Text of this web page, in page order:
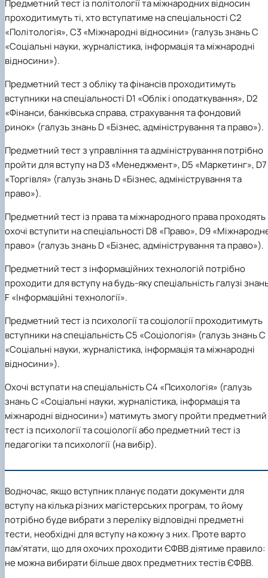
Предметний тест із політології та міжнародних відносин
проходитимуть ті, хто вступатиме на спеціальності С2
«Політологія», С3 «Міжнародні відносини» (галузь знань C
«Соціальні науки, журналістика, інформація та міжнародні
відносини»).
Предметний тест з обліку та фінансівпроходитимуть
вступники на спеціальності D1 «Облік і оподаткування», D2
«Фінанси, банківська справа, страхування та фондовий
ринок» (галузь знань D «Бізнес, адміністрування та право»).
Предметний тест з управління та адмініструванняпотрібно
пройти для вступу на D3 «Менеджмент», D5 «Маркетинг», D7
«Торгівля» (галузь знань D «Бізнес, адміністрування та
право»).
Предметний тест із права та міжнародного права проходять
охочі вступити на спеціальності D8 «Право», D9«
право» (галузь знань D «Бізнес, адміністрування та право»).
Предметний тест з інформаційних технологій потрібно
проходити для вступу на будь-яку спеціальність галузі
F «Інформаційні технології».
Предметний тест із психології та соціологіїпроходитимуть
вступники на спеціальність С5 «Соціологія» (галузь знань C
«Соціальні науки, журналістика, інформація та міжнародні
відносини»).
Охочі вступати на спеціальність С4 «Психологія» (галузь
знань C «Соціальні науки, журналістика, інформація та
міжнародні відносини») матимуть змогу пройти предметний
тест із психології та соціології або предметний тест із
педагогіки та психології (на вибір).
Водночас, якщо вступник планує подати документи для
вступу на кілька різних магістерських програм, то йому
потрібно буде вибрати з переліку відповідні предметні
тести, необхідні для вступу на кожну з них. Проте варто
пам’ятати, що для охочих проходити ЄФВВ діятиме правило:
не можна вибирати більше двох предметних тестів ЄФВВ.